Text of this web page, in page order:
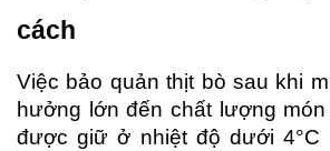
cách
Việc bảo quản thịt bò sau khi
hưởng lớn đến chất lượng
được giữ ở nhiệt độ dưới 4°C